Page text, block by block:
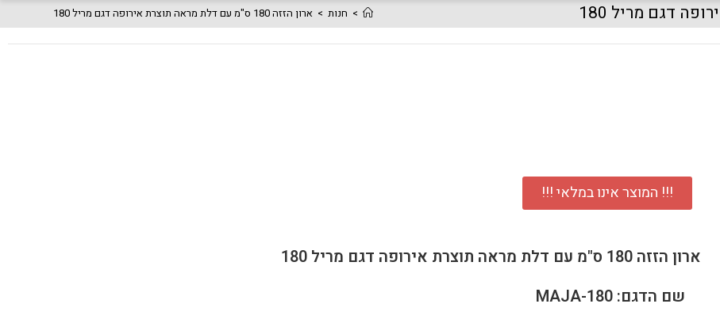
> חנות > ארון הזזה 180 ס"מ עם דלת מראה תוצרת אירופה דגם מריל 180
!!! המוצר אינו במלאי !!!
ארון הזזה 180 ס"מ עם דלת מראה תוצרת אירופה דגם מריל 180
שם הדגם: MAJA-180